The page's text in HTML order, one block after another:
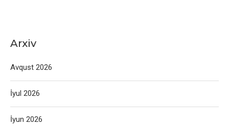
Arxiv
Avqust 2026
İyul 2026
İyun 2026